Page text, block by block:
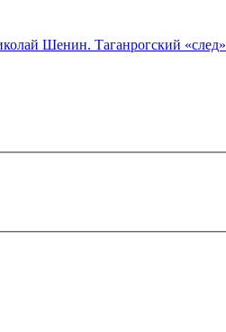
Шенин. Таганрогский «след»